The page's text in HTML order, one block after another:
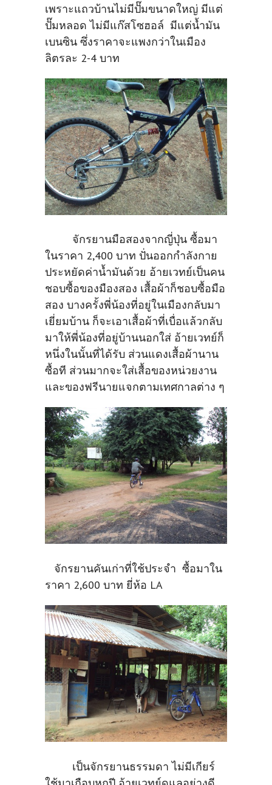
เพราะแถวบ้านไม่มีปั๊มขนาดใหญ่ มีแต่
ปั๊มหลอด ไม่มีแก๊สโซฮอล์ มีแต่น้ำมัน
เบนซิน ซึ่งราคาจะแพงกว่าในเมือง
ลิตรละ 2-4 บาท
จักรยานมือสองจากญี่ปุ่น ซื้อมา
ในราคา 2,400 บาท ปั่นออกกำลังกาย
ประหยัดค่าน้ำมันด้วย อ้ายเวทย์เป็นคน
ชอบซื้อของมืองสอง เสื้อผ้าก็ชอบซื้อมือ
สอง บางครั้งพี่น้องที่อยู่ในเมืองกลับมา
เยี่ยมบ้าน ก็จะเอาเสื้อผ้าที่เบื่อแล้วกลับ
มาให้พี่น้องที่อยู่บ้านนอกใส่ อ้ายเวทย์ก็
หนึ่งในนั้นที่ได้รับ ส่วนแดงเสื้อผ้านาน
ซื้อที ส่วนมากจะใส่เสื้อของหน่วยงาน
และของฟรีนายแจกตามเทศกาลต่าง ๆ
จักรยานคันเก่าที่ใช้ประจำ ซื้อมาใน
ราคา 2,600 บาท ยี่ห้อ LA
เป็นจักรยานธรรมดา ไม่มีเกียร์